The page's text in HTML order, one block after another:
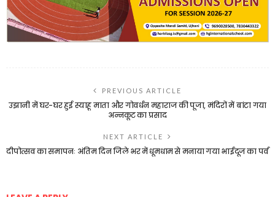
PREVIOUS ARTICLE
उझानी में घर-घर हुई स्याहू माता और गोवर्धन महाराज की पूजा, मंदिरों में बांटा गया
अन्नकूट का प्रसाद
NEXT ARTICLE
दीपोत्सव का समापनः अंतिम दिन जिले भर में धूमधाम से मनाया गया भाईदूज का पर्व